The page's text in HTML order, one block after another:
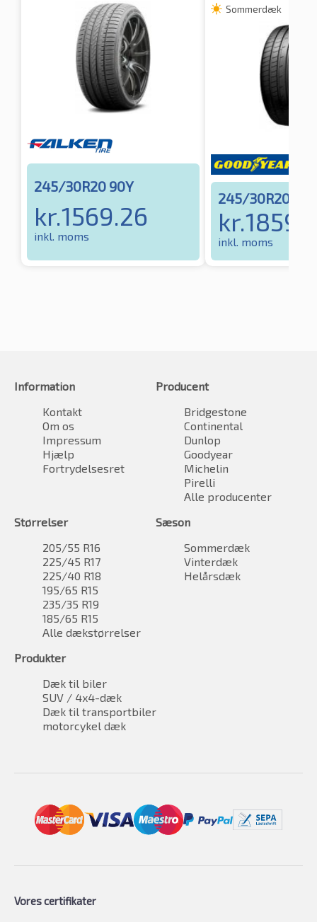
245/30R20 90Y
kr.1569.26
inkl. moms
Sommerdæk
245/30R20 90Y
kr.
inkl. moms
Information
Kontakt
Om os
Impressum
Hjælp
Fortrydelsesret
Producent
Bridgestone
Continental
Dunlop
Goodyear
Michelin
Pirelli
Alle producenter
Størrelser
205/55 R16
225/45 R17
225/40 R18
195/65 R15
235/35 R19
185/65 R15
Alle dækstørrelser
Sæson
Sommerdæk
Vinterdæk
Helårsdæk
Produkter
Dæk til biler
SUV / 4x4-dæk
Dæk til transportbiler
motorcykel dæk
Vores certifikater